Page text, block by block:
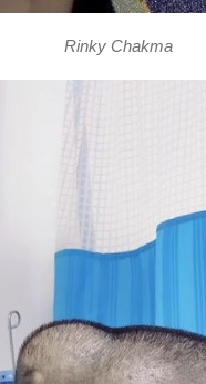
Rinky Chakma